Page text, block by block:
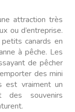
attraction très
ou d’entreprise.
canards en
à pêche. Les
de pêcher
des mini
est vraiment un
des souvenirs